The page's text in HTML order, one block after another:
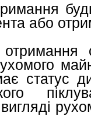
або
статус